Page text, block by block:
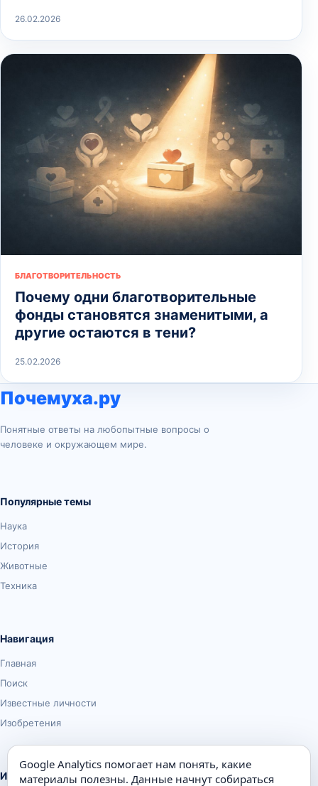
26.02.2026
БЛАГОТВОРИТЕЛЬНОСТЬ
Почему одни благотворительные
фонды становятся знаменитыми, а
другие остаются в тени?
25.02.2026
Почемуха.ру
Понятные ответы на любопытные вопросы о
человеке и окружающем мире.
Популярные темы
Наука
История
Животные
Техника
Навигация
Главная
Поиск
Известные личности
Изобретения
Информация
Google Analytics помогает нам понять, какие
материалы полезны. Данные начнут собираться